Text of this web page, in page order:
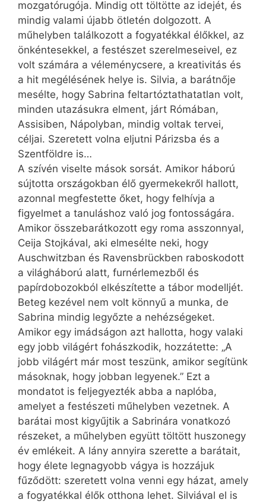
mozgatórugója. Mindig ott töltötte az idejét, és
mindig valami újabb ötletén dolgozott. A
műhelyben találkozott a fogyatékkal élőkkel, az
önkéntesekkel, a festészet szerelmeseivel, ez
volt számára a véleménycsere, a kreativitás és
a hit megélésének helye is. Silvia, a barátnője
mesélte, hogy Sabrina feltartóztathatatlan volt,
minden utazásukra elment, járt Rómában,
Assisiben, Nápolyban, mindig voltak tervei,
céljai. Szeretett volna eljutni Párizsba és a
Szentföldre is…
A szívén viselte mások sorsát. Amikor háború
sújtotta országokban élő gyermekekről hallott,
azonnal megfestette őket, hogy felhívja a
figyelmet a tanuláshoz való jog fontosságára.
Amikor összebarátkozott egy roma asszonnyal,
Ceija Stojkával, aki elmesélte neki, hogy
Auschwitzban és Ra­vens­brückben raboskodott
a világháború alatt, furnérlemezből és
papírdobozokból elkészítette a tábor modelljét.
Beteg kezével nem volt könnyű a munka, de
Sabrina mindig legyőzte a nehézségeket.
Amikor egy imádságon azt hallotta, hogy valaki
egy jobb világért fohászkodik, hozzátette: „A
jobb világért már most teszünk, amikor segítünk
másoknak, hogy jobban legyenek.” Ezt a
mondatot is feljegyezték abba a naplóba,
amelyet a festészeti műhelyben vezetnek. A
barátai most kigyűjtik a Sabrinára vonatkozó
részeket, a műhelyben együtt töltött huszonegy
év emlékeit. A lány annyira szerette a barátait,
hogy élete legnagyobb vágya is hozzájuk
fűződött: szeretett volna venni egy házat, amely
a fogyatékkal élők otthona lehet. Silviával el is